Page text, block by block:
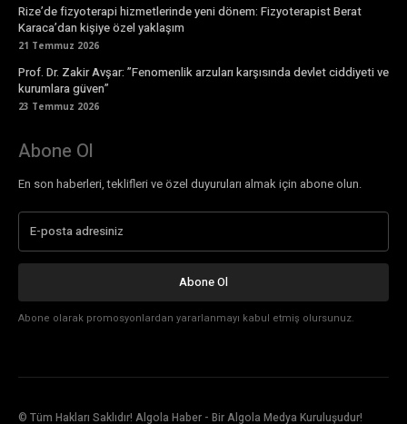
Rize’de fizyoterapi hizmetlerinde yeni dönem: Fizyoterapist Berat
Karaca’dan kişiye özel yaklaşım
21 Temmuz 2026
Prof. Dr. Zakir Avşar: ”Fenomenlik arzuları karşısında devlet ciddiyeti ve
kurumlara güven”
23 Temmuz 2026
Abone Ol
En son haberleri, teklifleri ve özel duyuruları almak için abone olun.
Abone Ol
Abone olarak promosyonlardan yararlanmayı kabul etmiş olursunuz.
© Tüm Hakları Saklıdır! Algola Haber - Bir Algola Medya Kuruluşudur!